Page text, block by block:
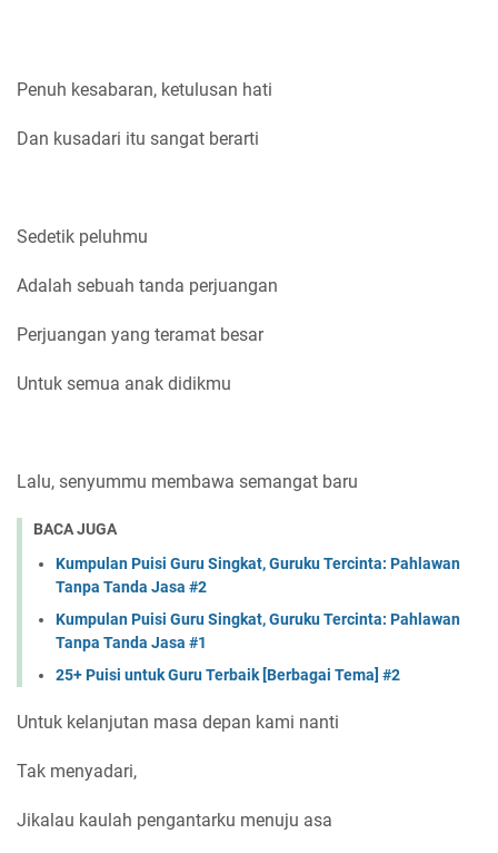
Penuh kesabaran, ketulusan hati
Dan kusadari itu sangat berarti
Sedetik peluhmu
Adalah sebuah tanda perjuangan
Perjuangan yang teramat besar
Untuk semua anak didikmu
Lalu, senyummu membawa semangat baru
BACA JUGA
Kumpulan Puisi Guru Singkat, Guruku Tercinta: Pahlawan
Tanpa Tanda Jasa #2
Kumpulan Puisi Guru Singkat, Guruku Tercinta: Pahlawan
Tanpa Tanda Jasa #1
25+ Puisi untuk Guru Terbaik [Berbagai Tema] #2
Untuk kelanjutan masa depan kami nanti
Tak menyadari,
Jikalau kaulah pengantarku menuju asa